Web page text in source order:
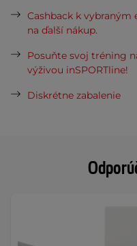
Cashback k vybraným
na ďalší nákup.
Posuňte svoj tréning
výživou inSPORTline!
Diskrétne zabalenie